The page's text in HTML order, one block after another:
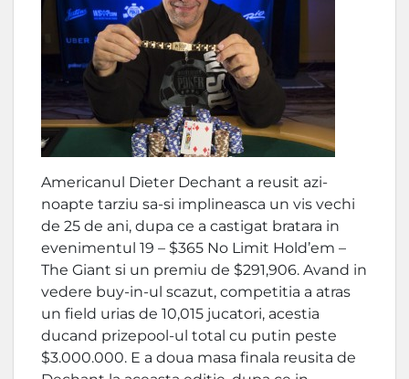
Americanul Dieter Dechant a reusit azi-
noapte tarziu sa-si implineasca un vis vechi
de 25 de ani, dupa ce a castigat bratara in
evenimentul 19 – $365 No Limit Hold’em –
The Giant si un premiu de $291,906. Avand in
vedere buy-in-ul scazut, competitia a atras
un field urias de 10,015 jucatori, acestia
ducand prizepool-ul total cu putin peste
$3.000.000. E a doua masa finala reusita de